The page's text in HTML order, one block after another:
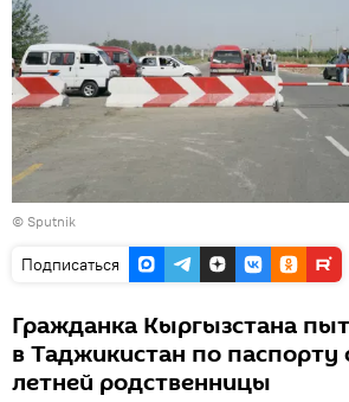
© Sputnik
Подписаться
Гражданка Кыргызстана
в Таджикистан по паспорту
летней родственницы